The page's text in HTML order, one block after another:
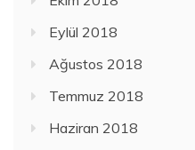
Eylül 2018
Ağustos 2018
Temmuz 2018
Haziran 2018